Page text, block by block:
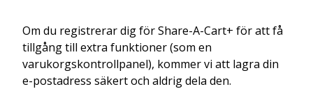
Om du registrerar dig för Share-A-Cart+ för att få
tillgång till extra funktioner (som en
varukorgskontrollpanel), kommer vi att lagra din
e-postadress säkert och aldrig dela den.